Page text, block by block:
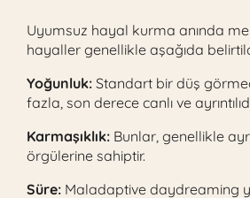
Uyumsuz hayal kurma anında
hayaller genellikle aşağıda
Yoğunluk: Standart bir düş
fazla, son derece canlı ve
Karmaşıklık: Bunlar, genellikle
örgülerine sahiptir.
Süre: Maladaptive daydreaming